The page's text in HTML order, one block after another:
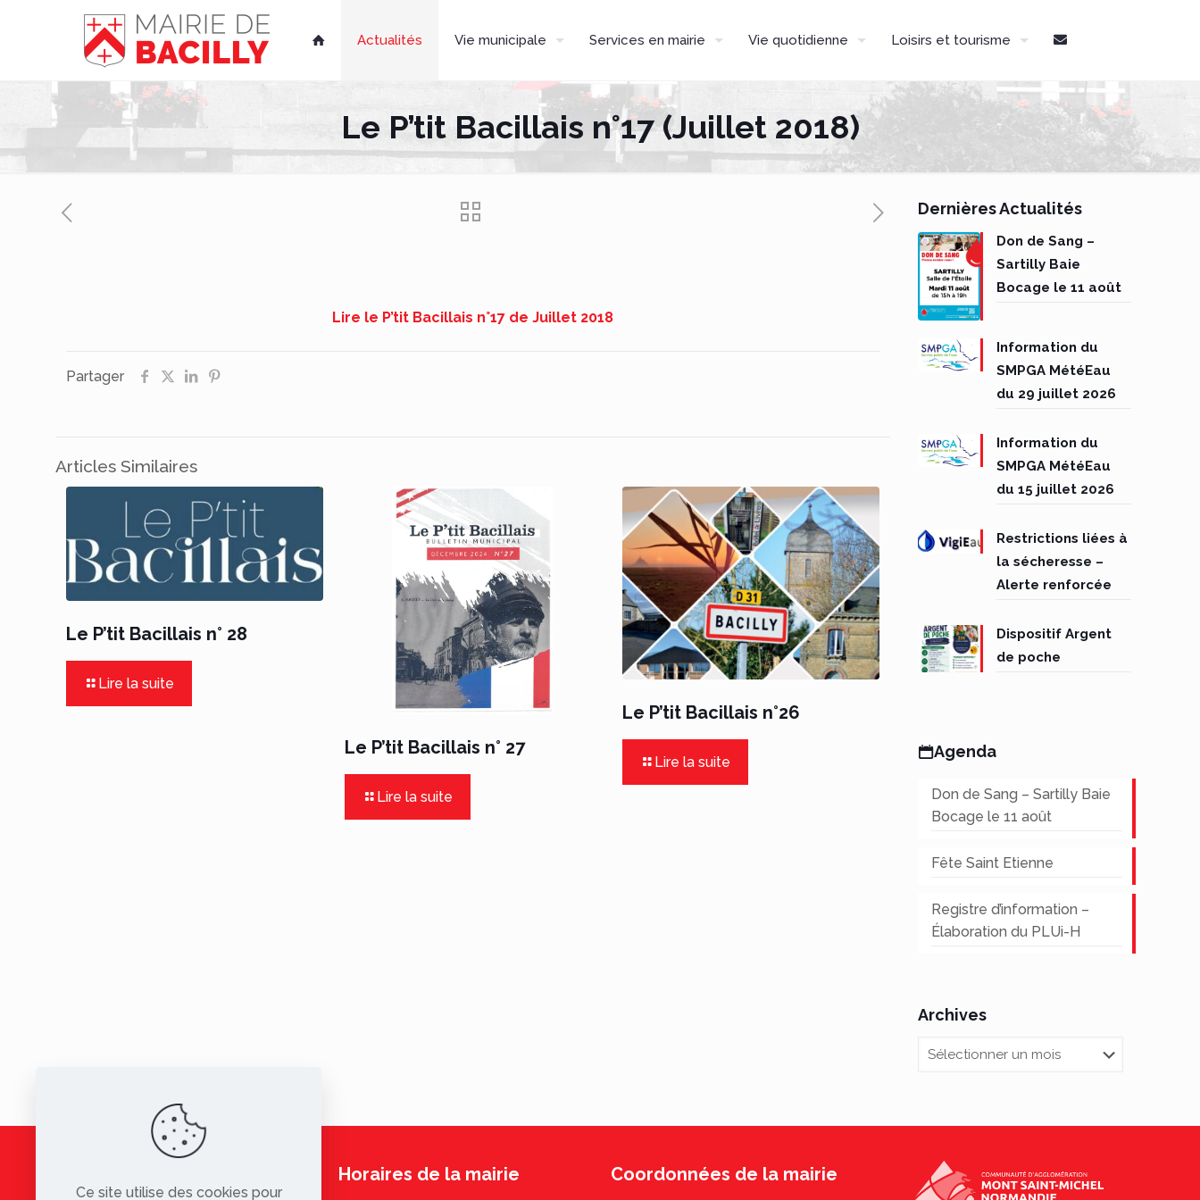
 Actualités Vie municipale Services en mairie Vie quotidienne Loisirs et tourisme
Le P’tit Bacillais n°17 (Juillet 2018)
Lire le P’tit Bacillais n°17 de Juillet 2018
Partager
Articles Similaires
Le P’tit Bacillais n° 28
Lire la suite
Le P’tit Bacillais n° 27
Lire la suite
Le P’tit Bacillais n°26
Lire la suite
Dernières Actualités
Don de Sang –
Sartilly Baie
Bocage le 11 août
Information du
SMPGA MétéEau
du 29 juillet 2026
Information du
SMPGA MétéEau
du 15 juillet 2026
Restrictions liées à
la sécheresse –
Alerte renforcée
Dispositif Argent
de poche
Agenda
Don de Sang – Sartilly Baie
Bocage le 11 août
Fête Saint Etienne
Registre d’information –
Élaboration du PLUi-H
Archives
Archives
Horaires de la mairie Coordonnées de la mairie
Ce site utilise des cookies pour